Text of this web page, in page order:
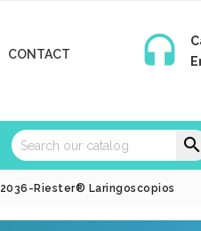
CONTACT 

2036-Riester® Laringoscopios